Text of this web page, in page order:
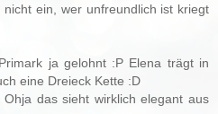
ein, wer unfreundlich ist kriegt
ja gelohnt :P Elena trägt in
eine Dreieck Kette :D
das sieht wirklich elegant aus